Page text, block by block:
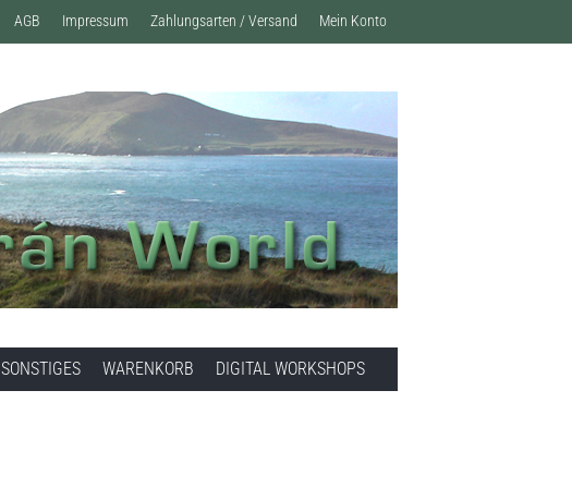
AGB Impressum Zahlungsarten / Versand Mein Konto
SONSTIGES WARENKORB DIGITAL WORKSHOPS